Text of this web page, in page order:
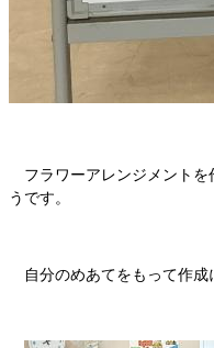
フラワーアレンジメントを
うです。
自分のめあてをもって作成